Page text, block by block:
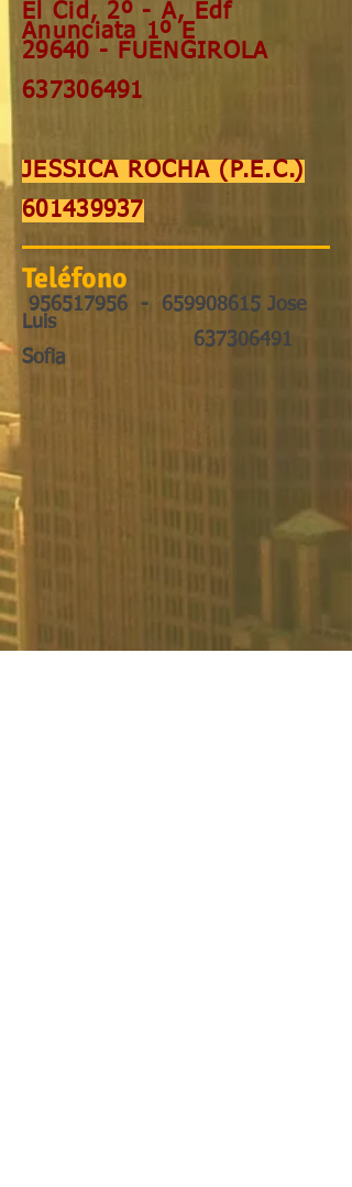
El Cid, 2º - A,
Edf
Anunciata 1º E
29640 - FUENGIROLA
637306491
JESSICA ROCHA (P.E.C.)
601439937
Teléfono
956517956 - 659908615 Jose
Luis
637306491
Sofia